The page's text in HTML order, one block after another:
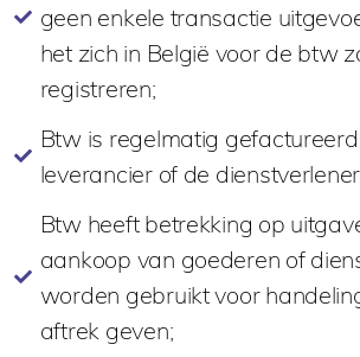
geen enkele transactie
het zich in België voor de btw
registreren;
Btw is regelmatig
leverancier of de
Btw heeft betrekking op
aankoop van goederen of
worden gebruikt voor
aftrek geven;